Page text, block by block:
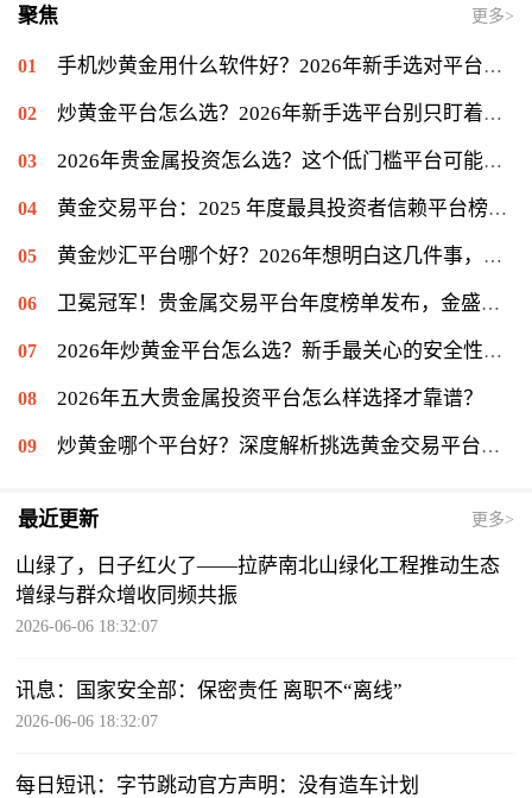
聚焦 更多>
手机炒黄金用什么软件好？2026年新手选对平台只是第一步
炒黄金平台怎么选？2026年新手选平台别只盯着低点差
2026年贵金属投资怎么选？这个低门槛平台可能值得你一试
黄金交易平台：2025 年度最具投资者信赖平台榜单揭晓，金盛贵金属位列信赖榜第一
黄金炒汇平台哪个好？2026年想明白这几件事，再看金盛贵金属
卫冕冠军！贵金属交易平台年度榜单发布，金盛贵金属再度登顶冠军宝座
2026年炒黄金平台怎么选？新手最关心的安全性问题揭秘
2026年五大贵金属投资平台怎么样选择才靠谱？
炒黄金哪个平台好？深度解析挑选黄金交易平台的关键
最近更新 更多>
山绿了，日子红火了——拉萨南北山绿化工程推动生态
增绿与群众增收同频共振
2026-06-06 18:32:07
讯息：国家安全部：保密责任 离职不“离线”
2026-06-06 18:32:07
每日短讯：字节跳动官方声明：没有造车计划